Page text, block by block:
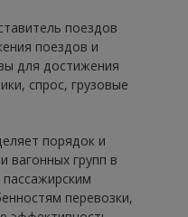
поездов
поездов и
для достижения
спрос, грузовые
порядок и
вагонных групп в
перевозки,